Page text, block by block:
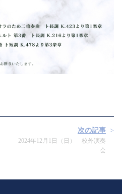
次の記事
2024年12月1日（日） 校外演奏
会